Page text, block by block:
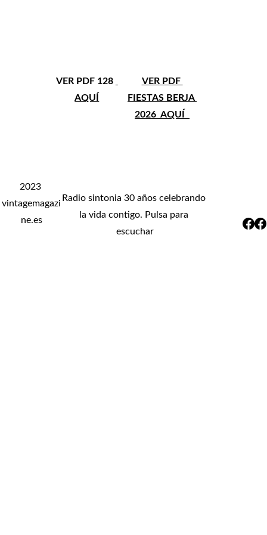
VER PDF 128
AQUÍ
VER PDF
FIESTAS BERJA
2026  AQUÍ
2023
vintagemagazi
ne.es
Radio sintonia 30 años celebrando
la vida contigo. Pulsa para
escuchar